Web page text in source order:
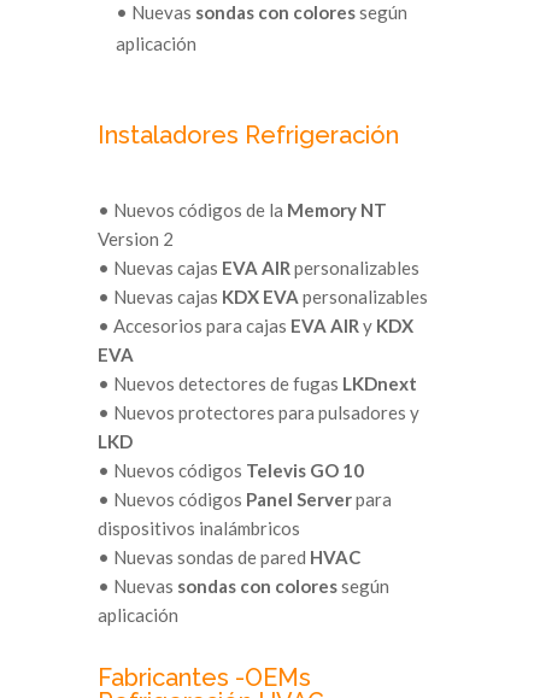
• Nuevas sondas con coloressegún
aplicación
Instaladores Refrigeración
• Nuevos códigos de la Memory NT
Version 2
• Nuevas cajas EVA AIR personalizables
• Nuevas cajas KDX EVA personalizables
• Accesorios para cajas EVA AIR y KDX
EVA
• Nuevos detectores de fugas LKDnext
• Nuevos protectores para pulsadores y
LKD
• Nuevos códigos Televis GO 10
• Nuevos códigos Panel Serverpara
dispositivos inalámbricos
• Nuevas sondas de pared HVAC
• Nuevas sondas con coloressegún
aplicación
Fabricantes -OEMs